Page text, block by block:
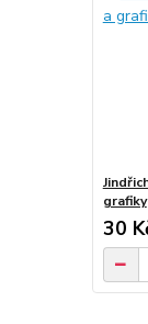
grafiky
30